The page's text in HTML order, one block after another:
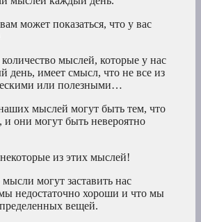
может показаться, что у вас
мыслей, которые у нас
день, имеет смысл, что не все из
или полезными…
мыслей могут быть тем, что
они могут быть невероятно
из этих мыслей!
могут заставить нас
недостаточно хороши и что мы
вещей.